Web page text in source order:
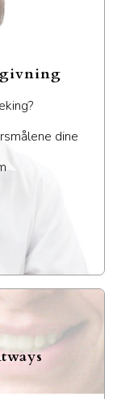
dine